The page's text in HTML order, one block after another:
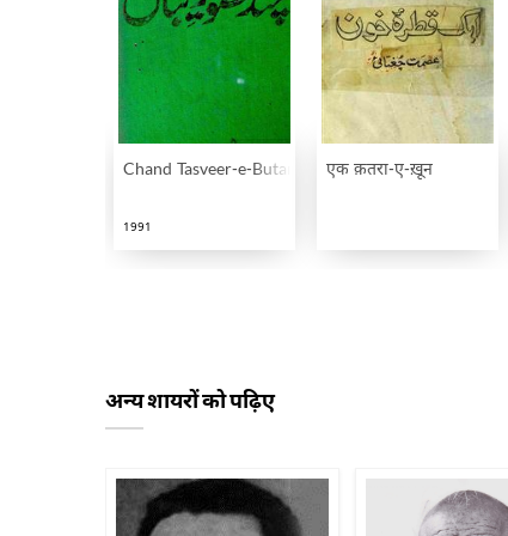
Chand Tasveer-e-Butan
1991
एक क़तरा-ए-ख़ून
अन्य शायरों को पढ़िए